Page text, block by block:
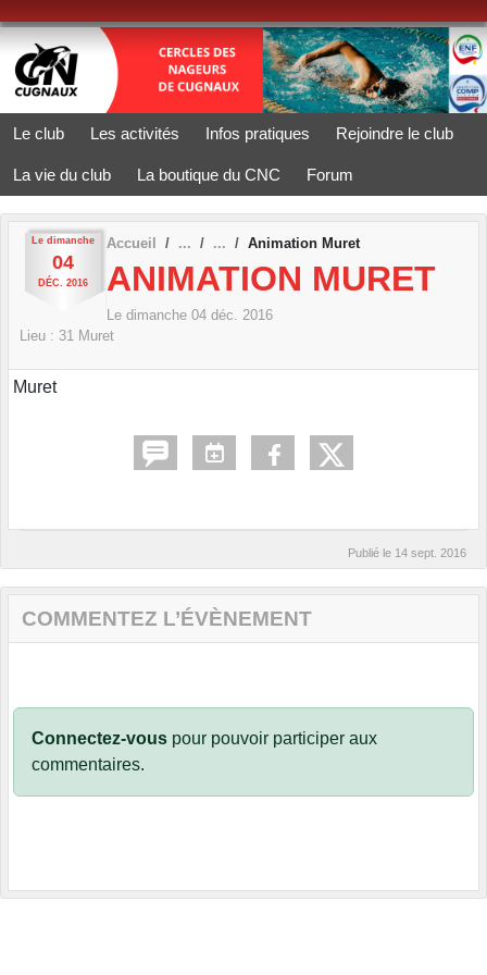
Le club Les activités Infos pratiques Rejoindre le club
La vie du club La boutique du CNC Forum
Le dimanche
04
DÉC. 2016
Accueil Animation Muret
ANIMATION MURET
Le dimanche 04 déc. 2016
Lieu : 31 Muret
Muret
Publié le 14 sept. 2016
COMMENTEZ L’ÉVÈNEMENT
Connectez-vous pour pouvoir participer aux
commentaires.